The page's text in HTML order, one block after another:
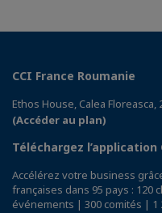
CCI France Roumanie
Ethos House, Calea Floreasca,
(Accéder au plan)
Téléchargez l’application
Accélérez votre business
françaises dans 95 pays : 120
événements | 300 comités | 1